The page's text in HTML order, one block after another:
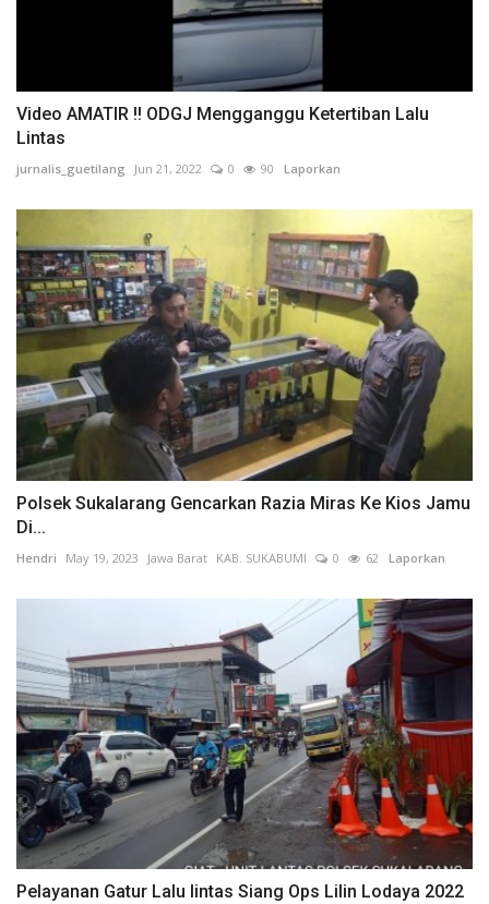
Video AMATIR !! ODGJ Mengganggu Ketertiban Lalu
Lintas
jurnalis_guetilang Jun 21, 2022 0 90 Laporkan
Polsek Sukalarang Gencarkan Razia Miras Ke Kios Jamu
Di...
Hendri May 19, 2023 Jawa Barat KAB. SUKABUMI 0 62 Laporkan
Pelayanan Gatur Lalu lintas Siang Ops Lilin Lodaya 2022